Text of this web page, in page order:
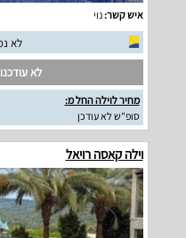
איש קשר:נוי
לא
לא
מחיר לוילה החל מ:
סופ"ש לא עודכן
וילה קאסה רויאל